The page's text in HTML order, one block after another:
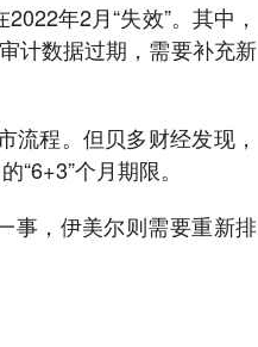
年2月“失效”。其中，
计数据过期，需要补充新
流程。但贝多财经发现，
个月期限。
事，伊美尔则需要重新排